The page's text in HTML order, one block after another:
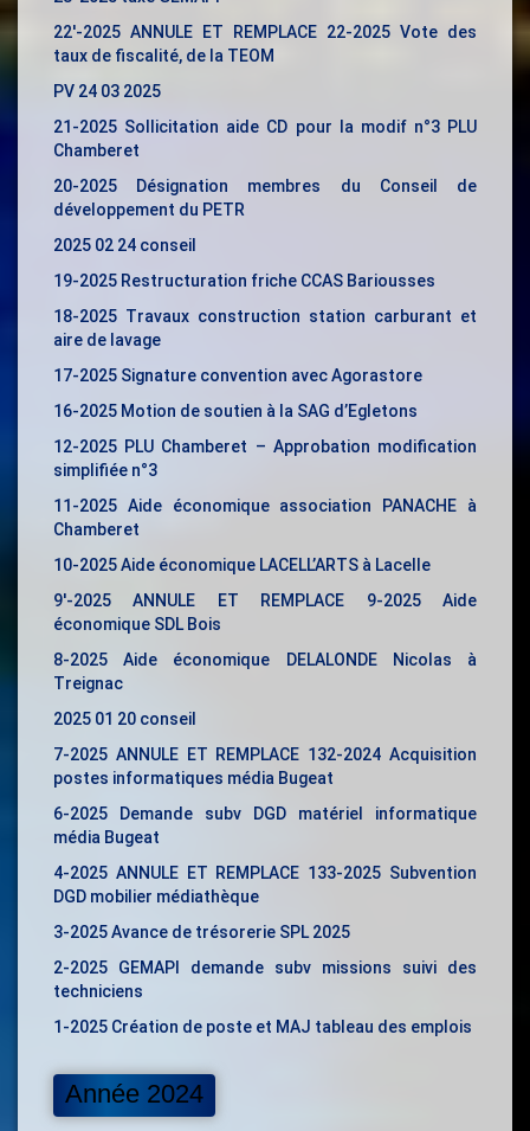
22′-2025 ANNULE ET REMPLACE 22-2025 Vote des
taux de fiscalité, de la TEOM
PV 24 03 2025
21-2025 Sollicitation aide CD pour la modif n°3 PLU
Chamberet
20-2025 Désignation membres du Conseil de
développement du PETR
2025 02 24 conseil
19-2025 Restructuration friche CCAS Bariousses
18-2025 Travaux construction station carburant et
aire de lavage
17-2025 Signature convention avec Agorastore
16-2025 Motion de soutien à la SAG d’Egletons
12-2025 PLU Chamberet – Approbation modification
simplifiée n°3
11-2025 Aide économique association PANACHE à
Chamberet
10-2025 Aide économique LACELL’ARTS à Lacelle
9′-2025 ANNULE ET REMPLACE 9-2025 Aide
économique SDL Bois
8-2025 Aide économique DELALONDE Nicolas à
Treignac
2025 01 20 conseil
7-2025 ANNULE ET REMPLACE 132-2024 Acquisition
postes informatiques média Bugeat
6-2025 Demande subv DGD matériel informatique
média Bugeat
4-2025 ANNULE ET REMPLACE 133-2025 Subvention
DGD mobilier médiathèque
3-2025 Avance de trésorerie SPL 2025
2-2025 GEMAPI demande subv missions suivi des
techniciens
1-2025 Création de poste et MAJ tableau des emplois
Année 2024